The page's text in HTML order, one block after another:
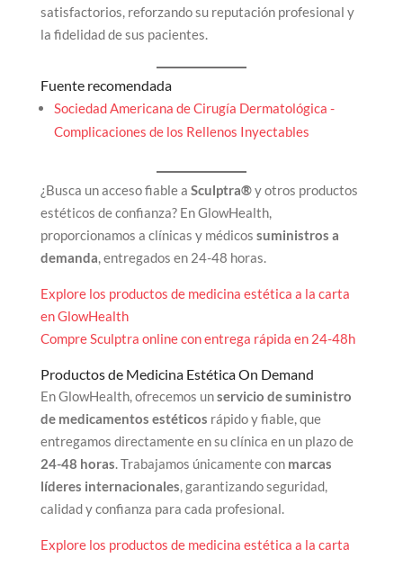
satisfactorios, reforzando su reputación profesional y
la fidelidad de sus pacientes.
Fuente recomendada
Sociedad Americana de Cirugía Dermatológica -
Complicaciones de los Rellenos Inyectables
¿Busca un acceso fiable a Sculptra®y otros productos
estéticos de confianza? En GlowHealth,
proporcionamos a clínicas y médicos suministros a
demanda, entregados en 24-48 horas.
Explore los productos de medicina estética a la carta
en GlowHealth
Compre Sculptra online con entrega rápida en 24-48h
Productos de Medicina Estética On Demand
En GlowHealth, ofrecemos unservicio de suministro
de medicamentos estéticos rápido y fiable, que
entregamos directamente en su clínica en un plazo de
24-48 horas. Trabajamos únicamente con marcas
líderes internacionales, garantizando seguridad,
calidad y confianza para cada profesional.
Explore los productos de medicina estética a la carta